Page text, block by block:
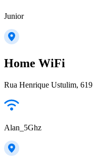
Junior
Home WiFi
Rua Henrique Ustulim, 619
Alan_5Ghz